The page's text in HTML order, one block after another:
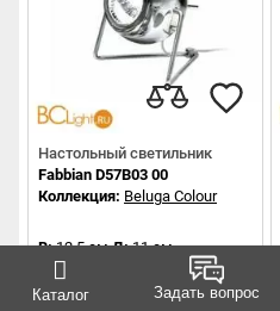
Каталог Задать вопрос
Настольный светильник
Fabbian D57B03 00
Коллекция: Beluga Colour
В:12.5 см Д:11 см
Цена: По запросу